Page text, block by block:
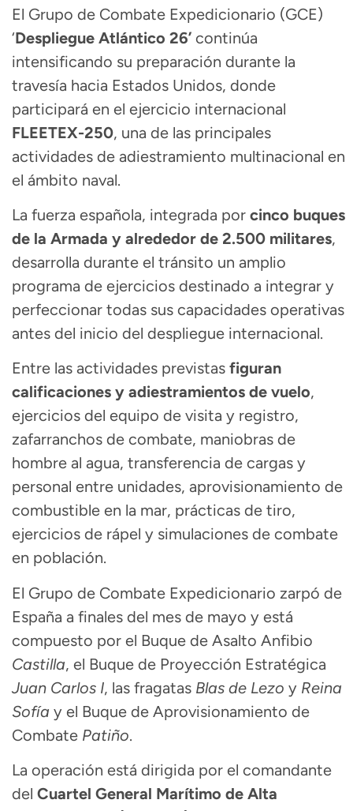
El Grupo de Combate Expedicionario (GCE)
‘Despliegue Atlántico 26’ continúa
intensificando su preparación durante la
travesía hacia Estados Unidos, donde
participará en el ejercicio internacional
FLEETEX-250, una de las principales
actividades de adiestramiento multinacional en
el ámbito naval.
La fuerza española, integrada por cinco buques
de la Armada y alrededor de 2.500 militares,
desarrolla durante el tránsito un amplio
programa de ejercicios destinado a integrar y
perfeccionar todas sus capacidades operativas
antes del inicio del despliegue internacional.
Entre las actividades previstas figuran
calificaciones y adiestramientos de vuelo,
ejercicios del equipo de visita y registro,
zafarranchos de combate, maniobras de
hombre al agua, transferencia de cargas y
personal entre unidades, aprovisionamiento de
combustible en la mar, prácticas de tiro,
ejercicios de rápel y simulaciones de combate
en población.
El Grupo de Combate Expedicionario zarpó de
España a finales del mes de mayo y está
compuesto por el Buque de Asalto Anfibio
Castilla, el Buque de Proyección Estratégica
Juan Carlos I, las fragatas Blas de Lezo y Reina
Sofía y el Buque de Aprovisionamiento de
Combate Patiño.
La operación está dirigida por el comandante
del Cuartel General Marítimo de Alta